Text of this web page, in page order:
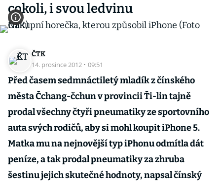
cokoli, i svou ledvinu
ČTK
14. prosince 2012 · 09:51
Před časem sedmnáctiletý mladík z čínského
města Čchang-čchun v provincii Ťi-lin tajně
prodal všechny čtyři pneumatiky ze sportovního
auta svých rodičů, aby si mohl koupit iPhone 5.
Matka mu na nejnovější typ iPhonu odmítla dát
peníze, a tak prodal pneumatiky za zhruba
šestinu jejich skutečné hodnoty, napsal čínský